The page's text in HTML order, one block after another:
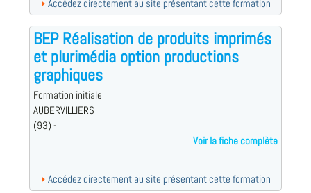
Accédez directement au site présentant cette formation
BEP Réalisation de produits imprimés
et plurimédia option productions
graphiques
Formation initiale
AUBERVILLIERS
(93) -
Voir la fiche complète
Accédez directement au site présentant cette formation